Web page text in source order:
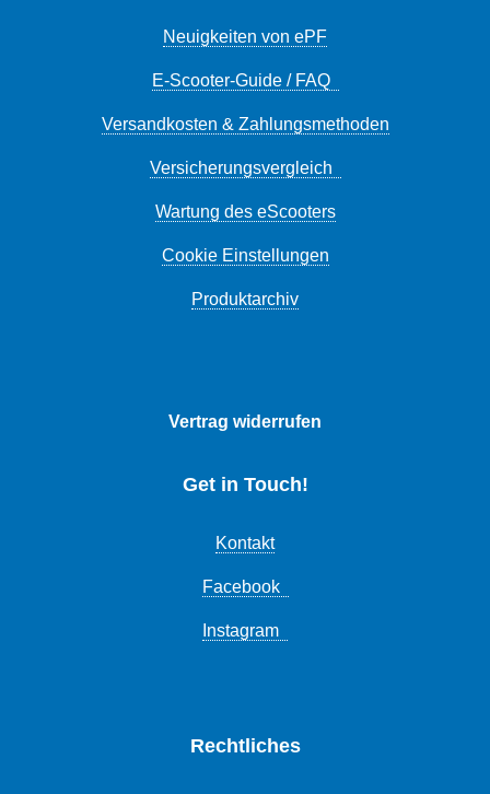
Neuigkeiten von ePF
E-Scooter-Guide / FAQ
Versandkosten & Zahlungsmethoden
Versicherungsvergleich
Wartung des eScooters
Cookie Einstellungen
Produktarchiv
Vertrag widerrufen
Get in Touch!
Kontakt
Facebook
Instagram
Rechtliches